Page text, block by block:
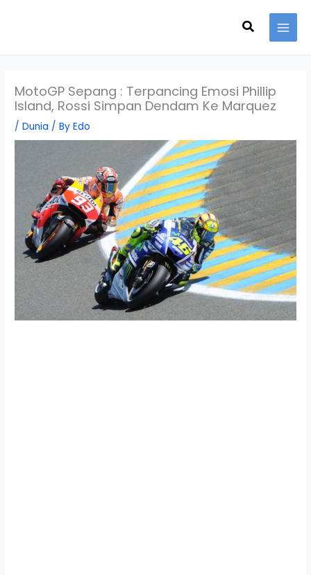
Search
MotoGP Sepang : Terpancing Emosi Phillip
Island, Rossi Simpan Dendam Ke Marquez
/Dunia / ByEdo